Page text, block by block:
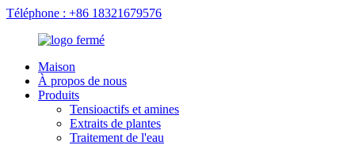
Téléphone : +86 18321679576
Maison
À propos de nous
Produits
Tensioactifs et amines
Extraits de plantes
Traitement de l'eau